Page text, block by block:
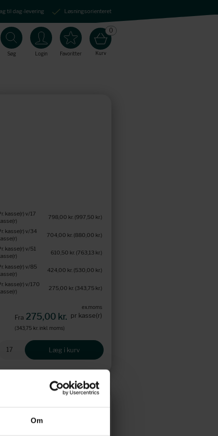
Om
til dag-levering Løsningsorienteret
Søg Login Favoritter Kurv
0
Fra 275,00 kr.
ex.moms
pr kasse(r)
(343,75 kr. inkl. moms)
kasse(r) v/17
798,00 kr.(997,50 kr.)
kasse(r) v/34
704,00 kr. (880,00 kr.)
kasse(r) v/51
610,50 kr.(763,13 kr.)
kasse(r) v/85
424,00 kr.(530,00 kr.)
kasse(r) v/170
275,00 kr. (343,75 kr.)
Læg i kurv